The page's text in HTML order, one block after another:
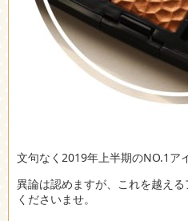
文句なく2019年上半期のNO.1ア
異論は認めますが、これを越え
くださいませ。